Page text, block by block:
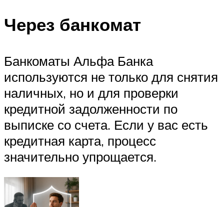
Через банкомат
Банкоматы Альфа Банка
используются не только для снятия
наличных, но и для проверки
кредитной задолженности по
выписке со счета. Если у вас есть
кредитная карта, процесс
значительно упрощается.